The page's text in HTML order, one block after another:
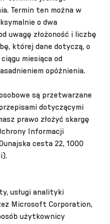
Termin ten można w
o dwa
uwagę złożoność i liczbę
której dane dotyczą, o
miesiąca od
opóźnienia.
są przetwarzane
dotyczącymi
prawo złożyć skargę
Informacji
cesta 22, 1000
usługi analityki
Microsoft Corporation,
użytkownicy